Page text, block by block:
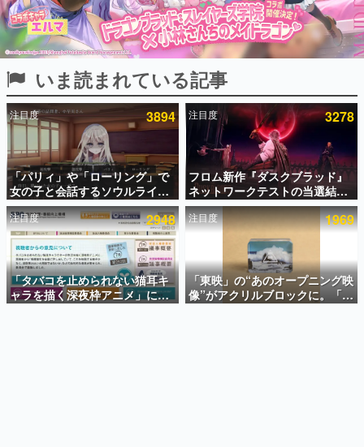
ピックアップ
電ファミのいま読まれている記事ランキング
アプリセール情報
インタビュー
連載・特集一覧
殿堂入り記事
SNS拡散数が数千以上！ ページビュー数万以上！ などな
ど。多くの人々に読まれた、電ファミ渾身の“殿堂入り”記
事をまとめました。
いま読まれている記事
注目度 3894
「パリィ」や「ローリング」で
女の子と会話するソウルライク
恋愛ゲーム『小早川さんはソウ
ルライク』無料公開。返事に失
敗すると「YOU DIED」
注目度 3278
フロム新作『ダスクブラッド』
ネットワークテストの当選結果
が8月7日22時に発表。応募サイ
トのマイページから確認可能、
テスト実施は8月21日～24日
注目度 2948
「タバコを止められない猫耳キ
ャラを描く深夜枠アニメ」に視
聴者の一部から批判意見。違法
注目度 1969
「東映」の“あのオープニング映
像”がアクリルブロックに。「東
映ヒストリカル グッズコレクシ